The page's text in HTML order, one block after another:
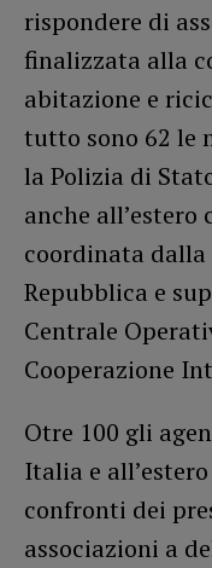
rispondere di
finalizzata alla
abitazione e
tutto sono 62 le
la Polizia di
anche all’estero
coordinata dalla
Repubblica e
Centrale
Cooperazione
Otre 100 gli
Italia e
confronti dei
associazioni a